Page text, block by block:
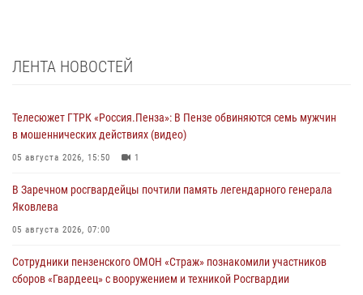
ЛЕНТА НОВОСТЕЙ
Телесюжет ГТРК «Россия.Пенза»: В Пензе обвиняются семь мужчин
в мошеннических действиях (видео)
05 августа 2026, 15:50 1
В Заречном росгвардейцы почтили память легендарного генерала
Яковлева
05 августа 2026, 07:00
Сотрудники пензенского ОМОН «Страж» познакомили участников
сборов «Гвардеец» с вооружением и техникой Росгвардии